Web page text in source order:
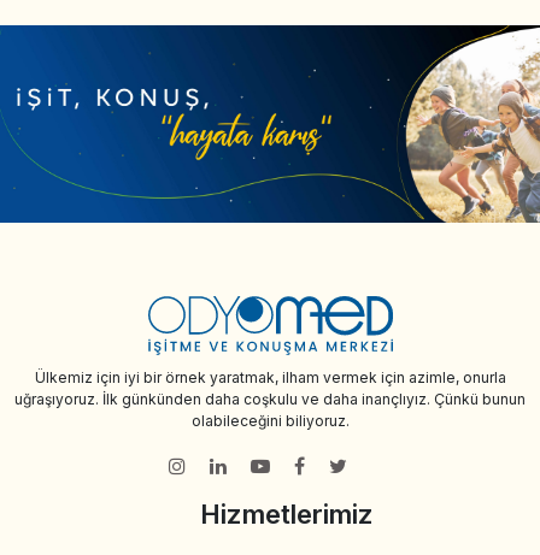
Ülkemiz için iyi bir örnek yaratmak, ilham vermek için azimle, onurla
uğraşıyoruz. İlk günkünden daha coşkulu ve daha inançlıyız. Çünkü bunun
olabileceğini biliyoruz.
Hizmetlerimiz